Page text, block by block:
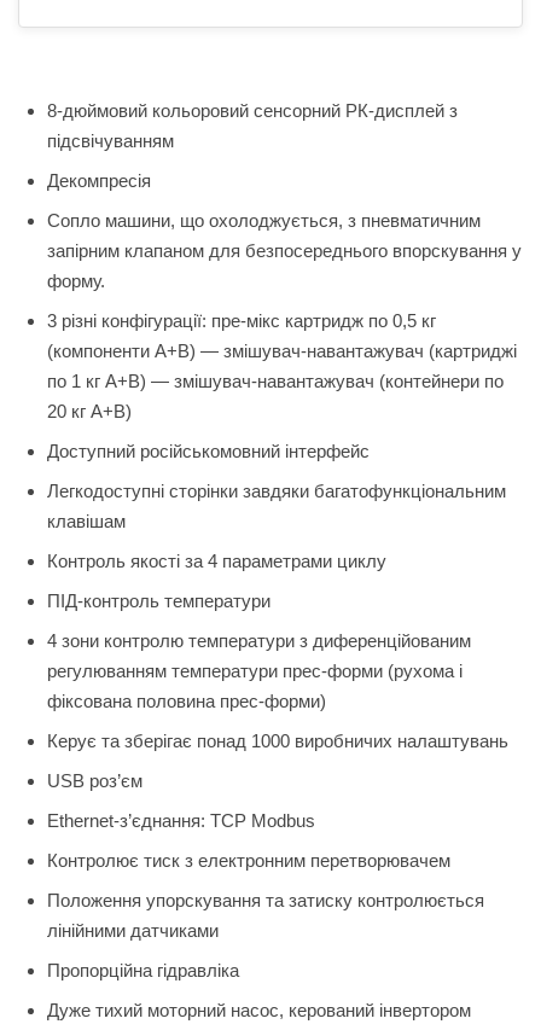
8-дюймовий кольоровий сенсорний РК-дисплей з
підсвічуванням
Декомпресія
Сопло машини, що охолоджується, з пневматичним
запірним клапаном для безпосереднього впорскування у
форму.
3 різні конфігурації: пре-мікс картридж по 0,5 кг
(компоненти A+B) — змішувач-навантажувач (картриджі
по 1 кг A+B) — змішувач-навантажувач (контейнери по
20 кг A+B)
Доступний російськомовний інтерфейс
Легкодоступні сторінки завдяки багатофункціональним
клавішам
Контроль якості за 4 параметрами циклу
ПІД-контроль температури
4 зони контролю температури з диференційованим
регулюванням температури прес-форми (рухома і
фіксована половина прес-форми)
Керує та зберігає понад 1000 виробничих налаштувань
USB роз’єм
Ethernet-з’єднання: TCP Modbus
Контролює тиск з електронним перетворювачем
Положення упорскування та затиску контролюється
лінійними датчиками
Пропорційна гідравліка
Дуже тихий моторний насос, керований інвертором